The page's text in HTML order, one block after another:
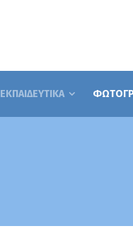
ΕΚΠΑΙΔΕΥΤΙΚΑ